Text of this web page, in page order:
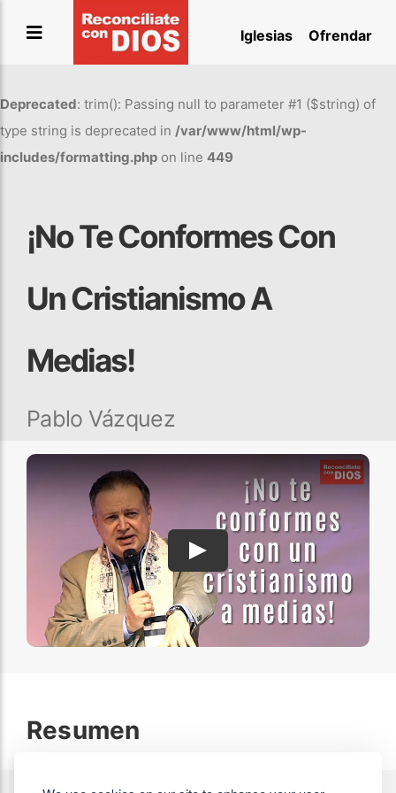
Iglesias Ofrendar
Deprecated: trim(): Passing null to parameter #1 ($string) of
type string is deprecated in /var/www/html/wp-
includes/formatting.php on line 449
¡No Te Conformes Con
Un Cristianismo A
Medias!
Pablo Vázquez
Play
Resumen